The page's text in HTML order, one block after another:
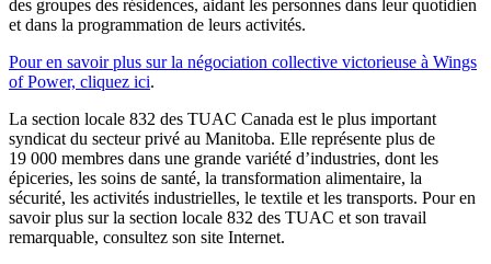
des groupes des résidences, aidant les personnes dans leur quotidien
et dans la programmation de leurs activités.
Pour en savoir plus sur la négociation collective victorieuse à Wings
of Power, cliquez ici.
La section locale 832 des TUAC Canada est le plus important
syndicat du secteur privé au Manitoba. Elle représente plus de
19 000 membres dans une grande variété d’industries, dont les
épiceries, les soins de santé, la transformation alimentaire, la
sécurité, les activités industrielles, le textile et les transports. Pour en
savoir plus sur la section locale 832 des TUAC et son travail
remarquable, consultez son site Internet.